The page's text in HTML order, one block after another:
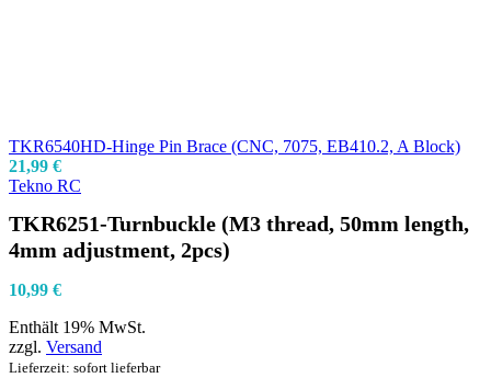
TKR6540HD-Hinge Pin Brace (CNC, 7075, EB410.2, A Block)
21,99 €
Tekno RC
TKR6251-Turnbuckle (M3 thread, 50mm length,
4mm adjustment, 2pcs)
10,99 €
Enthält 19% MwSt.
zzgl. Versand
Lieferzeit: sofort lieferbar